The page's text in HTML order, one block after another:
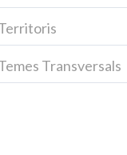
Transversals